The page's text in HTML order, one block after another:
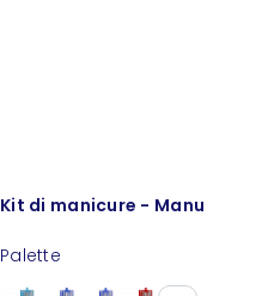
Kit di manicure - Manu
Palette